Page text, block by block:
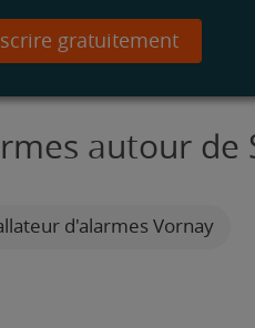
gratuitement
autour de
d'alarmes Vornay